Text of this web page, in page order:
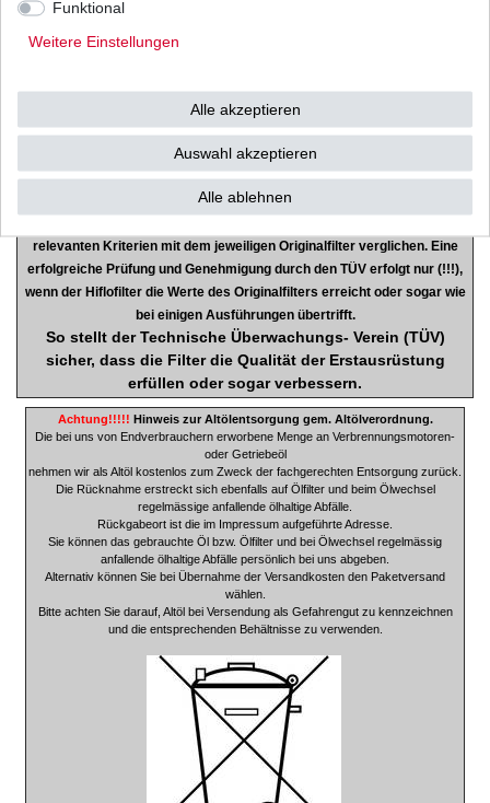
#15412-413-005
#15412-KK9-911
#154A1-413-000
#154A1-MA6-000
Hiflofiltro lässt als einziger (!!!) Filterhersteller seine Produkte beim
relevanten Kriterien mit dem jeweiligen Originalfilter verglichen. Eine
erfolgreiche Prüfung und Genehmigung durch den TÜV erfolgt nur (!!!),
wenn der Hiflofilter die Werte des Originalfilters erreicht oder sogar wie
bei einigen Ausführungen übertrifft.
So stellt der Technische Überwachungs- Verein (TÜV)
sicher, dass die Filter die Qualität der Erstausrüstung
erfüllen oder sogar verbessern.
Achtung!!!!! Hinweis zur Altölentsorgung gem. Altölverordnung.
Die bei uns von Endverbrauchern erworbene Menge an Verbrennungsmotoren-
oder Getriebeöl
nehmen wir als Altöl kostenlos zum Zweck der fachgerechten Entsorgung zurück.
Die Rücknahme erstreckt sich ebenfalls auf Ölfilter und beim Ölwechsel
regelmässige anfallende ölhaltige Abfälle.
Rückgabeort ist die im Impressum aufgeführte Adresse.
Sie können das gebrauchte Öl bzw. Ölfilter und bei Ölwechsel regelmässig
anfallende ölhaltige Abfälle persönlich bei uns abgeben.
Alternativ können Sie bei Übernahme der Versandkosten den Paketversand
wählen.
Bitte achten Sie darauf, Altöl bei Versendung als Gefahrengut zu kennzeichnen
und die entsprechenden Behältnisse zu verwenden.
Funktional
Weitere Einstellungen
Alle akzeptieren
Auswahl akzeptieren
Alle ablehnen